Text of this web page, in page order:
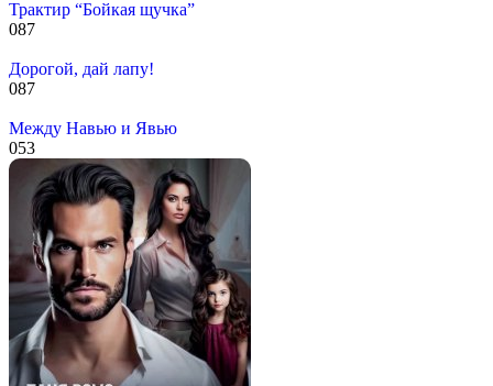
Трактир “Бойкая щучка”
087
Дорогой, дай лапу!
087
Между Навью и Явью
053